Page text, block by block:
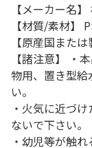
【メーカー名
【材質/素材】
【原産国また
【諸注意】 ・
物用、置き型
い。
・火気に近づ
ないで下さい。
・幼児等が触